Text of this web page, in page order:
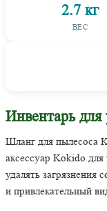
2.7 кг
ВЕС
Инвентарь для
Шланг для пылесоса
аксессуар Kokido
удалять загрязнения
и привлекательный